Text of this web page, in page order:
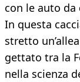
con le auto da
In questa
stretto
gettato tra la
nella scienza